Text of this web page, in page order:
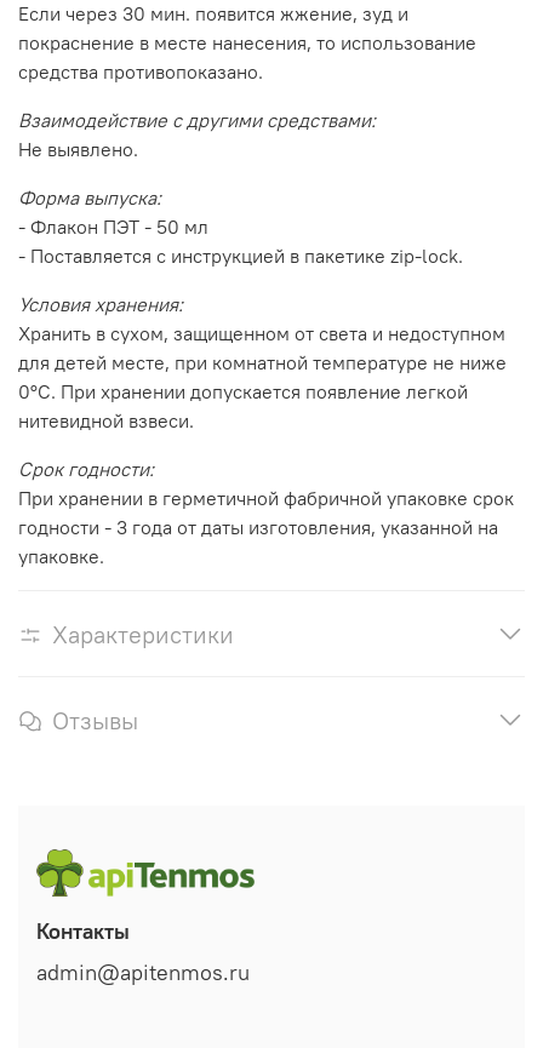
Если через 30 мин. появится жжение, зуд и
покраснение в месте нанесения, то использование
средства противопоказано.
Взаимодействие с другими средствами:
Не выявлено.
Форма выпуска:
- Флакон ПЭТ - 50 мл
- Поставляется с инструкцией в пакетике zip-lock.
Условия хранения:
Хранить в сухом, защищенном от света и недоступном
для детей месте, при комнатной температуре не ниже
0°С. При хранении допускается появление легкой
нитевидной взвеси.
Срок годности:
При хранении в герметичной фабричной упаковке срок
годности - 3 года от даты изготовления, указанной на
упаковке.
Характеристики
Отзывы
Контакты
admin@apitenmos.ru